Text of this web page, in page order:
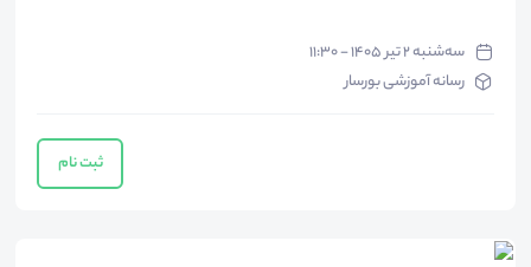
سه‌شنبه ۲ تیر ۱۴۰۵ - ۱۱:۳۰
رسانه آموزشی بورسار
ثبت نام